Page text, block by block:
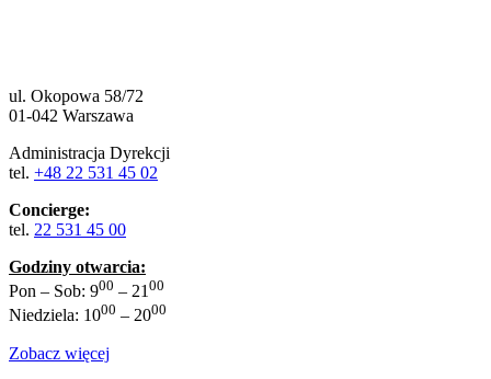
ul. Okopowa 58/72
01-042 Warszawa
Administracja Dyrekcji
tel. +48 22 531 45 02
Concierge:
tel. 22 531 45 00
Godziny otwarcia:
Pon – Sob: 900 – 2100
Niedziela: 1000 – 2000
Zobacz więcej